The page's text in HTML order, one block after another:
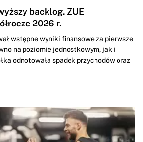
backlog. ZUE
2026 r.
wstępne wyniki finansowe za pierwsze
na poziomie jednostkowym, jak i
odnotowała spadek przychodów oraz